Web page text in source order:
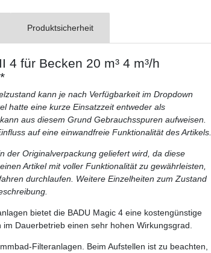
Produktsicherheit
4 für Becken 20 m³ 4 m³/h
kann je nach Verfügbarkeit im Dropdown
hatte eine kurze Einsatzzeit entweder als
aus diesem Grund Gebrauchsspuren aufweisen.
auf eine einwandfreie Funktionalität des Artikels.
der Originalverpackung geliefert wird, da diese
Artikel mit voller Funktionalität zu gewährleisten,
durchlaufen. Weitere Einzelheiten zum Zustand
bietet die BADU Magic 4 eine kostengünstige
Dauerbetrieb einen sehr hohen Wirkungsgrad.
Filteranlagen. Beim Aufstellen ist zu beachten,